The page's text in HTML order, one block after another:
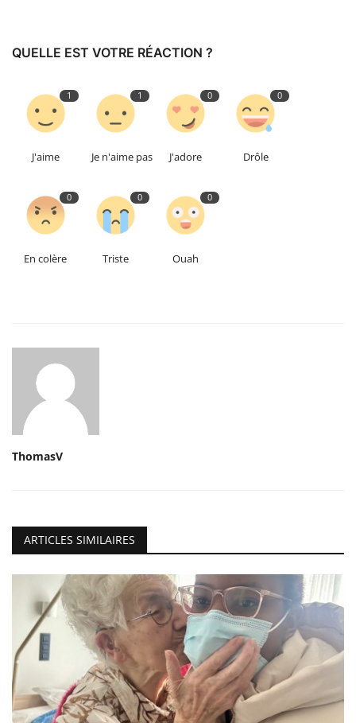
QUELLE EST VOTRE RÉACTION ?
1
J'aime
1
Je n'aime pas
0
J'adore
0
Drôle
0
En colère
0
Triste
0
Ouah
ThomasV
ARTICLES SIMILAIRES